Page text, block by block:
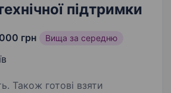
підтримки
грн Вища за середню
Також готові взяти